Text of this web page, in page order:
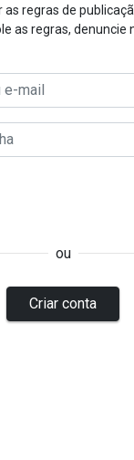
regras de
as regras, denuncie
ou
Criar conta